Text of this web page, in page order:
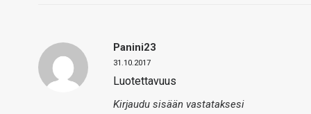
Panini23
31.10.2017
Luotettavuus
Kirjaudu sisään vastataksesi